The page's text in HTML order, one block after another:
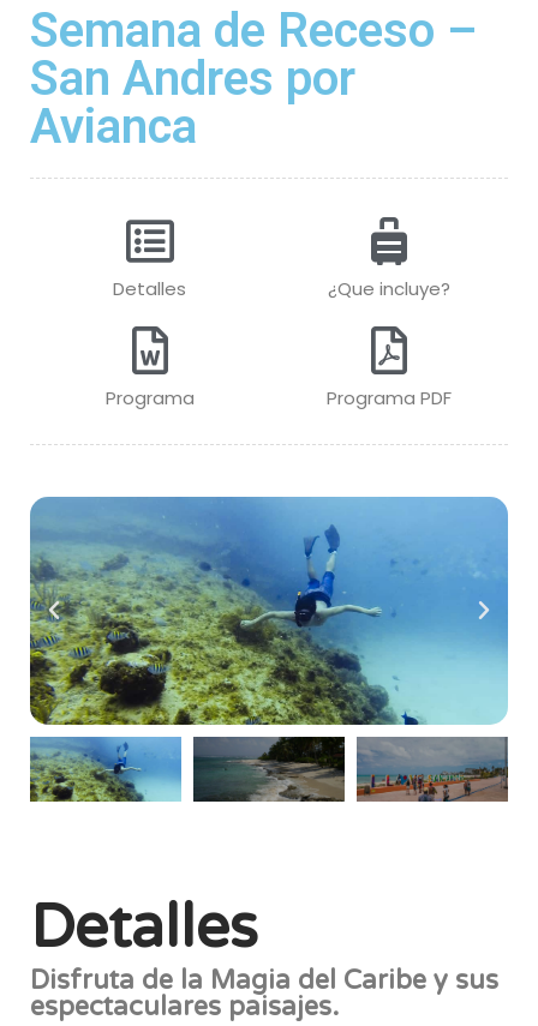
Semana de Receso –
San Andres por
Avianca
Detalles ¿Que incluye?
Programa Programa PDF
Detalles
Disfruta de la Magia del Caribe y sus
espectaculares paisajes.